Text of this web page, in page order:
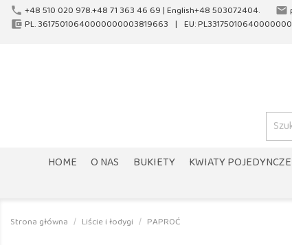
phone +48 510 020 978.+48 71 363 46 69 |English+48 503072404. email
account_balance_wallet PL. 36175010640000000003819663 EU:
HOME O NAS BUKIETY KWIATY POJEDYNCZE
Strona główna Liście i łodygi PAPROĆ